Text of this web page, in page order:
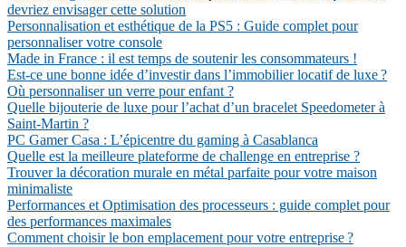
devriez envisager cette solution
Personnalisation et esthétique de la PS5 : Guide complet pour
personnaliser votre console
Made in France : il est temps de soutenir les consommateurs !
Est-ce une bonne idée d’investir dans l’immobilier locatif de luxe ?
Où personnaliser un verre pour enfant ?
Quelle bijouterie de luxe pour l’achat d’un bracelet Speedometer à
Saint-Martin ?
PC Gamer Casa : L’épicentre du gaming à Casablanca
Quelle est la meilleure plateforme de challenge en entreprise ?
Trouver la décoration murale en métal parfaite pour votre maison
minimaliste
Performances et Optimisation des processeurs : guide complet pour
des performances maximales
Comment choisir le bon emplacement pour votre entreprise ?